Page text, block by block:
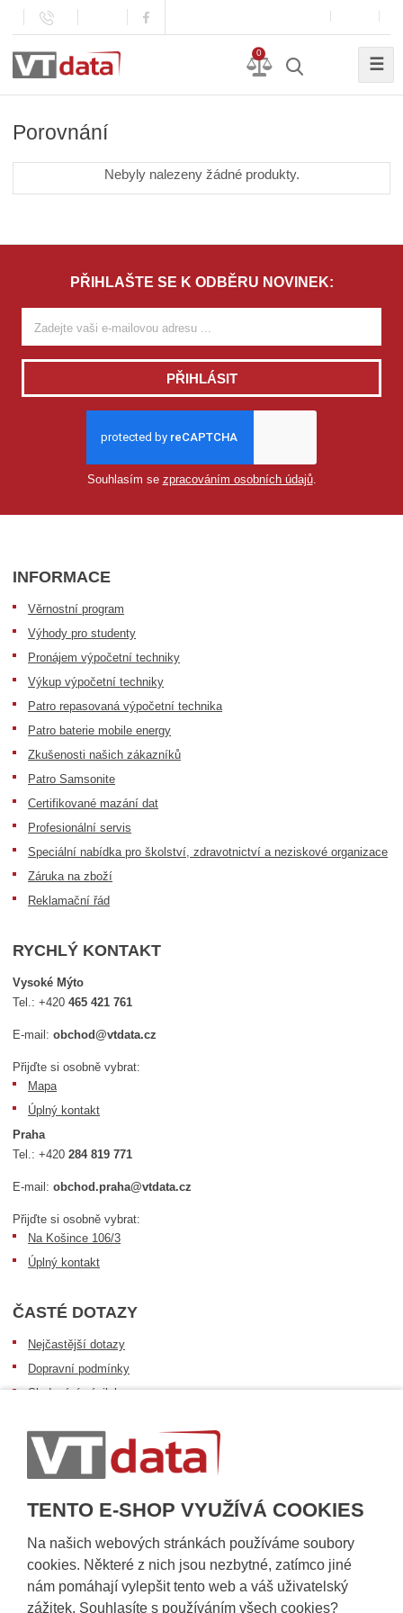
TENTO E-SHOP VYUŽÍVÁ COOKIES
Na našich webových stránkách používáme soubory
cookies. Některé z nich jsou nezbytné, zatímco jiné
nám pomáhají vylepšit tento web a váš uživatelský
zážitek. Souhlasíte s používáním všech cookies?
0
☰
Porovnání
Nebyly nalezeny žádné produkty.
PŘIHLAŠTE SE K ODBĚRU NOVINEK:
PŘIHLÁSIT
Souhlasím se zpracováním osobních údajů.
INFORMACE
Věrnostní program
Výhody pro studenty
Pronájem výpočetní techniky
Výkup výpočetní techniky
Patro repasovaná výpočetní technika
Patro baterie mobile energy
Zkušenosti našich zákazníků
Patro Samsonite
Certifikované mazání dat
Profesionální servis
Speciální nabídka pro školství, zdravotnictví a neziskové organizace
Záruka na zboží
Reklamační řád
RYCHLÝ KONTAKT
Vysoké Mýto
Tel.:+420465 421 761
E-mail:obchod@vtdata.cz
Přijďte si osobně vybrat:
Mapa
Úplný kontakt
Praha
Tel.:+420284 819 771
E-mail:obchod.praha@vtdata.cz
Přijďte si osobně vybrat:
Na Košince 106/3
Úplný kontakt
ČASTÉ DOTAZY
Nejčastější dotazy
Dopravní podmínky
Sledování zásilek
Informace k dostupnosti zboží
Obecné informace